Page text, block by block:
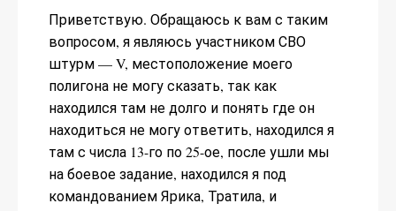
Приветствую. Обращаюсь к вам с таким
вопросом, я являюсь участником СВО
штурм — V, местоположение моего
полигона не могу сказать, так как
находился там не долго и понять где он
находиться не могу ответить, находился я
там с числа 13-го по 25-ое, после ушли мы
на боевое задание, находился я под
командованием Ярика, Тратила, и